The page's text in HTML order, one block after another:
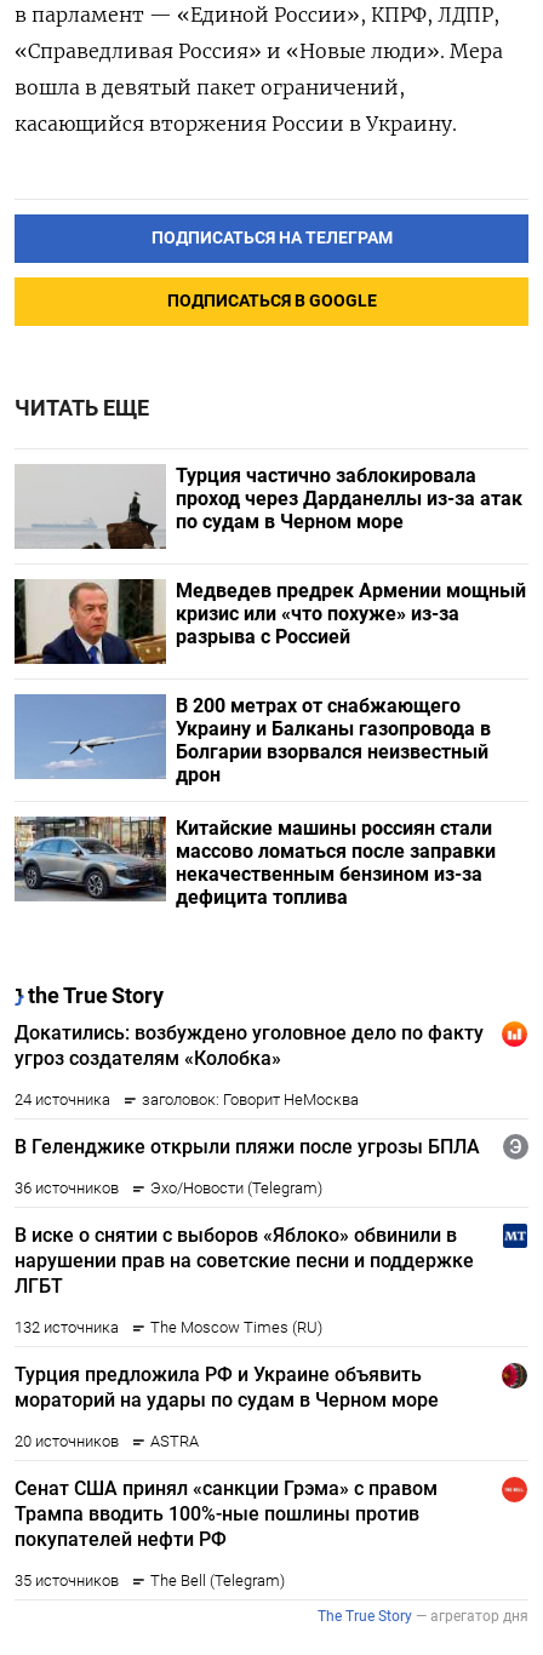
в парламент — «Единой России», КПРФ, ЛДПР,
«Справедливая Россия» и «Новые люди». Мера
вошла в девятый пакет ограничений,
касающийся вторжения России в Украину.
ПОДПИСАТЬСЯ НА ТЕЛЕГРАМ
ПОДПИСАТЬСЯ В GOOGLE
ЧИТАТЬ ЕЩЕ
Турция частично заблокировала
проход через Дарданеллы из-за атак
по судам в Черном море
Медведев предрек Армении мощный
кризис или «что похуже» из-за
разрыва с Россией
В 200 метрах от снабжающего
Украину и Балканы газопровода в
Болгарии взорвался неизвестный
дрон
Китайские машины россиян стали
массово ломаться после заправки
некачественным бензином из-за
дефицита топлива